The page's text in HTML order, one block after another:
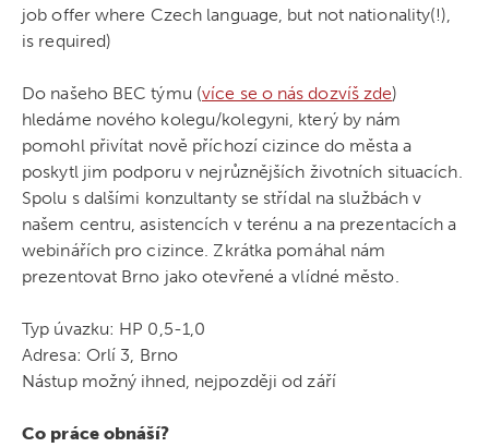
job offer where Czech language, but not nationality(!),
is required)
Do našeho BEC týmu (více se o nás dozvíš zde)
hledáme nového kolegu/kolegyni, který by nám
pomohl přivítat nově příchozí cizince do města a
poskytl jim podporu v nejrůznějších životních situacích.
Spolu s dalšími konzultanty se střídal na službách v
našem centru, asistencích v terénu a na prezentacích a
webinářích pro cizince. Zkrátka pomáhal nám
prezentovat Brno jako otevřené a vlídné město.
Typ úvazku: HP 0,5-1,0
Adresa: Orlí 3, Brno
Nástup možný ihned, nejpozději od září
Co práce obnáší?